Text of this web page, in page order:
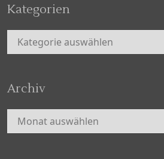
Kategorien
Kategorien
Archiv
Archiv